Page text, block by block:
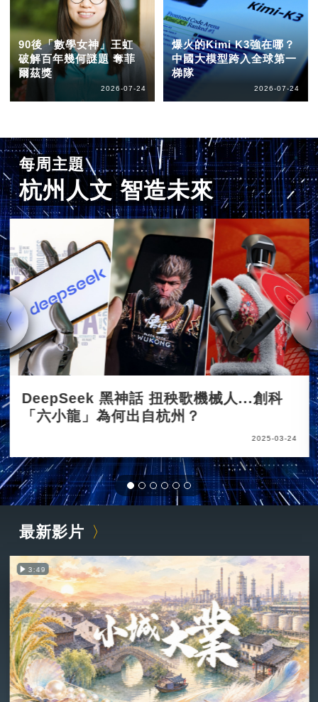
90後「數學女神」王虹
破解百年幾何謎題 奪菲
爾茲獎
2026-07-24
爆火的Kimi K3強在哪？
中國大模型跨入全球第一
梯隊
2026-07-24
每周主題
杭州人文 智造未來
DeepSeek 黑神話 扭秧歌機械人...創科
「六小龍」為何出自杭州？
2025-03-24
最新影片
3:49